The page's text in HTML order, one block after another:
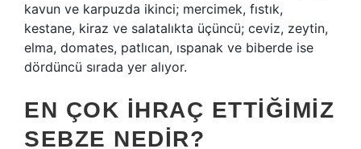
kavun ve karpuzda ikinci; mercimek, fıstık,
kestane, kiraz ve salatalıkta üçüncü; ceviz, zeytin,
elma, domates, patlıcan, ıspanak ve biberde ise
dördüncü sırada yer alıyor.
EN ÇOK IHRAÇ ETTIĞIMIZ
SEBZE NEDIR?